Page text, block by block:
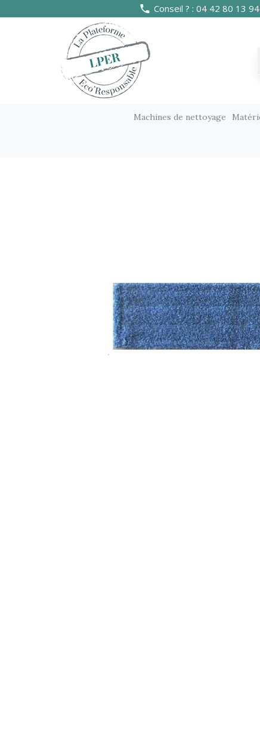
Conseil ? : 04 42 80 13 94
Machines de nettoyage